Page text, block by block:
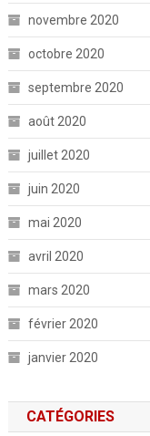
novembre 2020
octobre 2020
septembre 2020
août 2020
juillet 2020
juin 2020
mai 2020
avril 2020
mars 2020
février 2020
janvier 2020
CATÉGORIES